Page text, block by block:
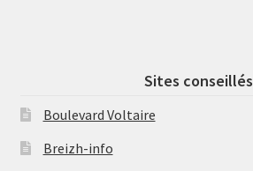
Sites conseillés
Boulevard Voltaire
Breizh-info